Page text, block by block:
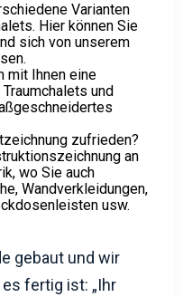
mit einem unserer
Messegelände in
wir uns viel Zeit für
Varianten
Hier können Sie
sich von unserem
mit Ihnen eine
und
zufrieden?
an
Wandverkleidungen,
usw.